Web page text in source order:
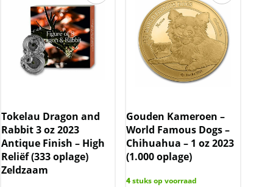
Tokelau Dragon and
Rabbit 3 oz 2023
Antique Finish – High
Reliëf (333 oplage)
Zeldzaam
Gouden Kameroen –
World Famous Dogs –
Chihuahua – 1 oz 2023
(1.000 oplage)
4stuks op voorraad